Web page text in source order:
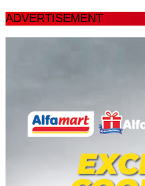
ADVERTISEMENT